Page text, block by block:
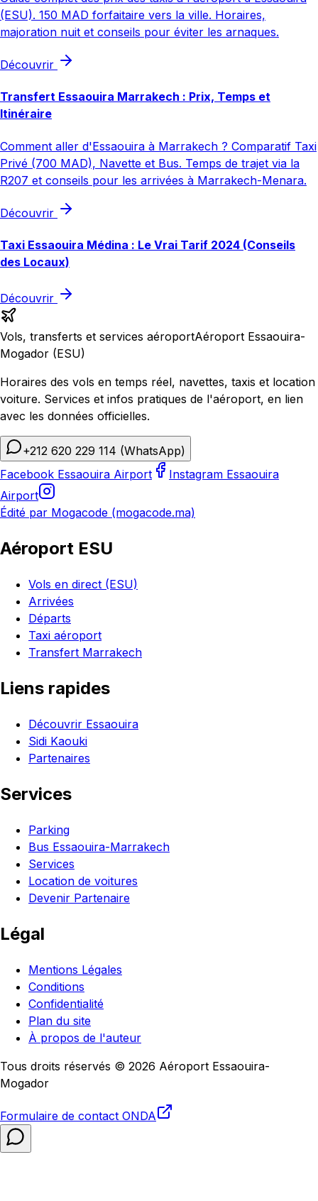
(ESU). 150 MAD forfaitaire vers la ville. Horaires,
majoration nuit et conseils pour éviter les arnaques.
Découvrir
Transfert Essaouira Marrakech : Prix, Temps et
Itinéraire
Comment aller d'Essaouira à Marrakech ? Comparatif Taxi
Privé (700 MAD), Navette et Bus. Temps de trajet via la
R207 et conseils pour les arrivées à Marrakech-Menara.
Découvrir
Taxi Essaouira Médina : Le Vrai Tarif 2024 (Conseils
des Locaux)
Découvrir
Vols, transferts et services aéroportAéroport Essaouira-
Mogador (ESU)
Horaires des vols en temps réel, navettes, taxis et location
voiture. Services et infos pratiques de l'aéroport, en lien
avec les données officielles.
+212 620 229 114 (WhatsApp)
Facebook Essaouira Airport
Instagram Essaouira
Airport
Édité par Mogacode (mogacode.ma)
Aéroport ESU
Vols en direct (ESU)
Arrivées
Départs
Taxi aéroport
Transfert Marrakech
Liens rapides
Découvrir Essaouira
Sidi Kaouki
Partenaires
Services
Parking
Bus Essaouira-Marrakech
Services
Location de voitures
Devenir Partenaire
Légal
Mentions Légales
Conditions
Confidentialité
Plan du site
À propos de l'auteur
Tous droits réservés © 2026 Aéroport Essaouira-
Mogador
Formulaire de contact ONDA